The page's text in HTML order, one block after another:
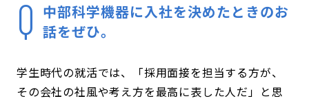
中部科学機器に入社を決めたときのお
話をぜひ。
学生時代の就活では、「採用面接を担当する方が、
その会社の社風や考え方を最高に表した人だ」と思